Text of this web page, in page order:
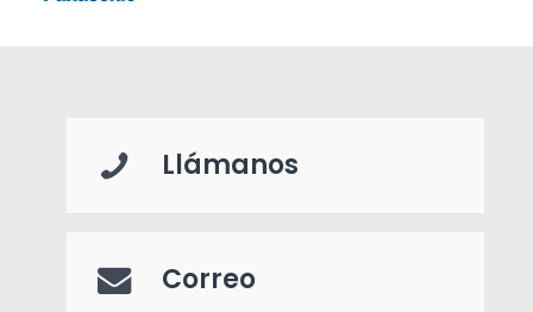
Llámanos
Correo